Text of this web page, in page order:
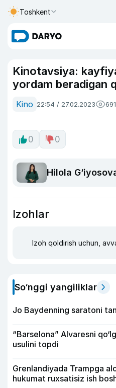
Toshkent
Kinotavsiya:
yordam beradigan
Kino 22:54 / 27.02.2023
0 0
Hilola
Izohlar
Izoh qoldirish uchun,
So‘nggi yangiliklar
Jo Baydenning saratoni
“Barselona” Alvaresni
usulini topdi
Grenlandiyada Trampga
hukumat ruxsatisiz ish